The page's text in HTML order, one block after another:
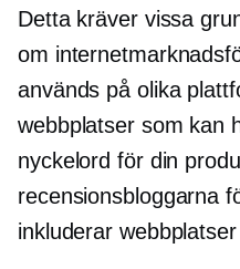
Detta kräver vissa
om
används på olika
webbplatser som kan
nyckelord för din
recensionsbloggarna
inkluderar